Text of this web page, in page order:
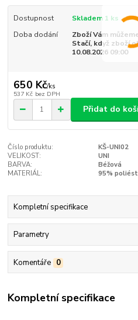
Dostupnost
Skladem 1 ks
Doba dodání
Zboží Vám
Stačí, když zboží
10.08.2026 09:00
650 Kč/ks
537 Kč bez DPH
Přidat do
Číslo produktu:
KŠ-UNI02
VELIKOST:
UNI
BARVA:
Béžová
MATERIÁL:
95%
Kompletní specifikace
Parametry
Komentáře 0
Kompletní specifikace